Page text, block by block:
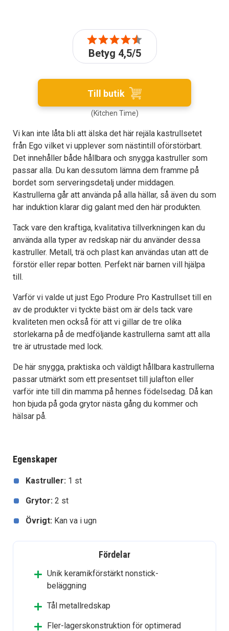
Betyg 4,5/5
Till butik
(Kitchen Time)
Vi kan inte låta bli att älska det här rejäla kastrullsetet
från Ego vilket vi upplever som nästintill oförstörbart.
Det innehåller både hållbara och snygga kastruller som
passar alla. Du kan dessutom lämna dem framme på
bordet som serveringsdetalj under middagen.
Kastrullerna går att använda på alla hällar, så även du som
har induktion klarar dig galant med den här produkten.
Tack vare den kraftiga, kvalitativa tillverkningen kan du
använda alla typer av redskap när du använder dessa
kastruller. Metall, trä och plast kan användas utan att de
förstör eller repar botten. Perfekt när barnen vill hjälpa
till.
Varför vi valde ut just Ego Produre Pro Kastrullset till en
av de produkter vi tyckte bäst om är dels tack vare
kvaliteten men också för att vi gillar de tre olika
storlekarna på de medföljande kastrullerna samt att alla
tre är utrustade med lock.
De här snygga, praktiska och väldigt hållbara kastrullerna
passar utmärkt som ett presentset till julafton eller
varför inte till din mamma på hennes födelsedag. Då kan
hon bjuda på goda grytor nästa gång du kommer och
hälsar på.
Egenskaper
Kastruller: 1 st
Grytor: 2 st
Övrigt: Kan va i ugn
Fördelar
Unik keramikförstärkt nonstick-
beläggning
Tål metallredskap
Fler-lagerskonstruktion för optimerad